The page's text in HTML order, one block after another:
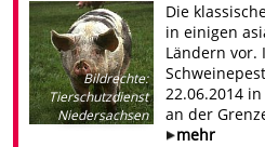
Bildrechte:
Tierschutzdienst
Niedersachsen
Die
in einigen
Ländern vor.
22.06.2014
an der
mehr